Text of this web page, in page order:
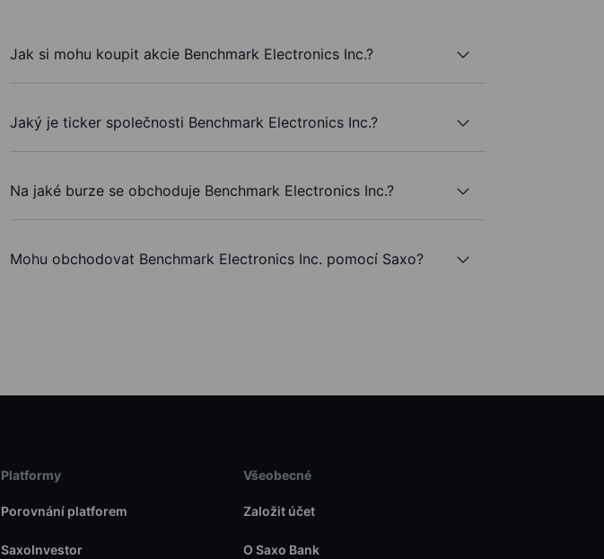
Jak si mohu koupit akcie Benchmark Electronics Inc.?
Jaký je ticker společnosti Benchmark Electronics Inc.?
Na jaké burze se obchoduje Benchmark Electronics Inc.?
Mohu obchodovat Benchmark Electronics Inc. pomocí Saxo?
Platformy
Porovnání platforem
SaxoInvestor
Všeobecné
Založit účet
O Saxo Bank